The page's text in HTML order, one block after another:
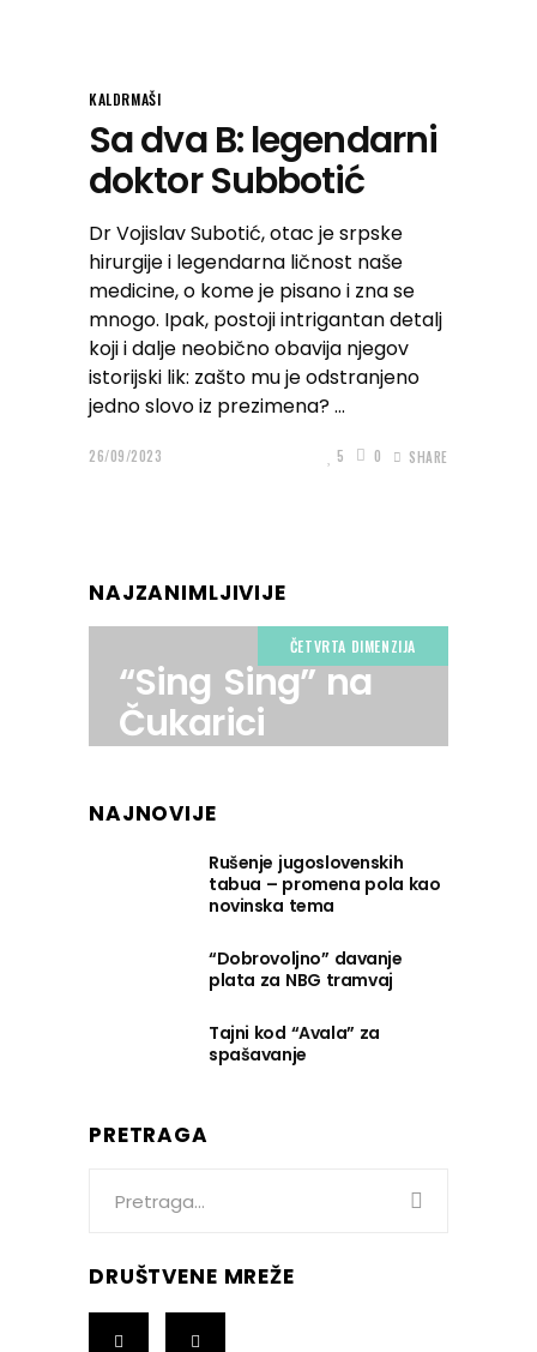
KALDRMAŠI
Sa dva B: legendarni
doktor Subbotić
Dr Vojislav Subotić, otac je srpske
hirurgije i legendarna ličnost naše
medicine, o kome je pisano i zna se
mnogo. Ipak, postoji intrigantan detalj
koji i dalje neobično obavija njegov
istorijski lik: zašto mu je odstranjeno
jedno slovo iz prezimena?
26/09/2023 5 0 SHARE
NAJZANIMLJIVIJE
ČETVRTA DIMENZIJA
“Sing Sing” na
Čukarici
NAJNOVIJE
Rušenje jugoslovenskih
tabua – promena pola kao
novinska tema
“Dobrovoljno” davanje
plata za NBG tramvaj
Tajni kod “Avala” za
spašavanje
PRETRAGA
DRUŠTVENE MREŽE